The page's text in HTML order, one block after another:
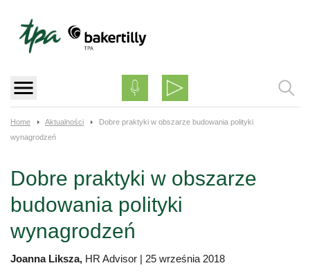
content
Home Aktualności
Dobre praktyki w obszarze budowania polityki
wynagrodzeń
Dobre praktyki w obszarze
budowania polityki
wynagrodzeń
Joanna Liksza, HR Advisor | 25 września 2018